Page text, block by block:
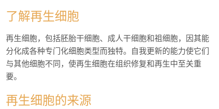
了解再生细胞
再生细胞，包括胚胎干细胞、成人干细胞和祖细胞，因其能
分化成各种专门化细胞类型而独特。自我更新的能力使它们
与其他细胞不同，使再生细胞在组织修复和再生中至关重
要。
再生细胞的来源